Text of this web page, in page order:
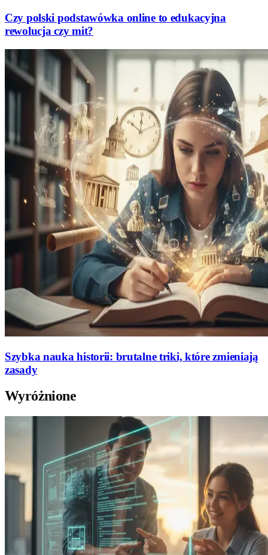
Czy polski podstawówka online to edukacyjna
rewolucja czy mit?
Szybka nauka historii: brutalne triki, które zmieniają
zasady
Wyróżnione